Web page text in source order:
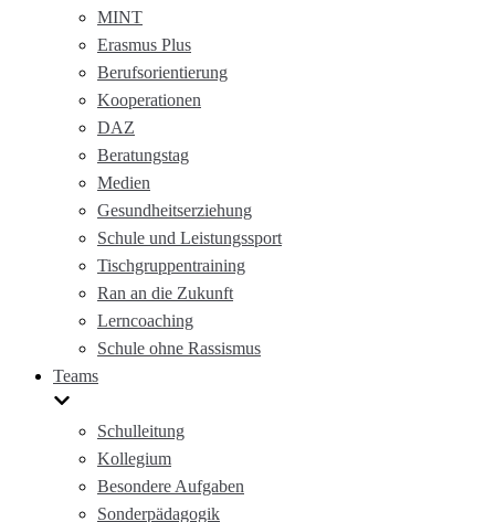
MINT
Erasmus Plus
Berufsorientierung
Kooperationen
DAZ
Beratungstag
Medien
Gesundheitserziehung
Schule und Leistungssport
Tischgruppentraining
Ran an die Zukunft
Lerncoaching
Schule ohne Rassismus
Teams
Schulleitung
Kollegium
Besondere Aufgaben
Sonderpädagogik